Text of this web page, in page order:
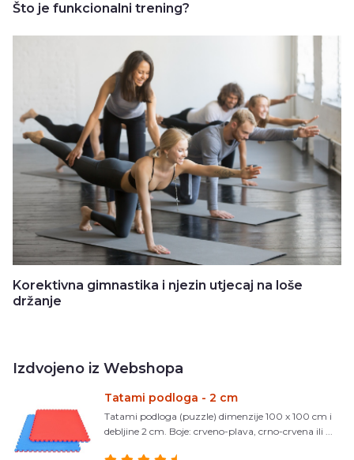
Što je funkcionalni trening?
Korektivna gimnastika i njezin utjecaj na loše
držanje
Izdvojeno iz Webshopa
Tatami podloga - 2 cm
Tatami podloga (puzzle) dimenzije 100 x 100 cm i
debljine 2 cm. Boje: crveno-plava, crno-crvena ili ...